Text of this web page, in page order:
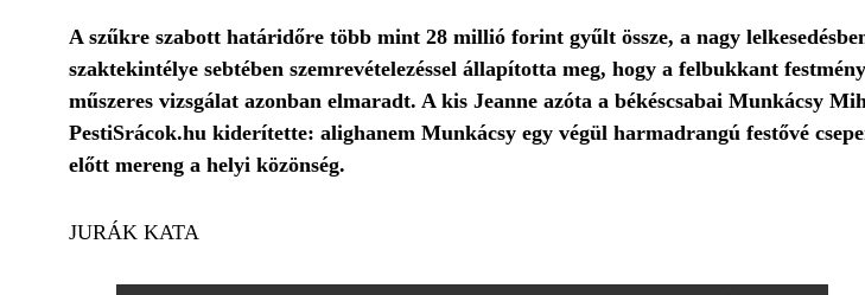
A szűkre szabott határidőre több mint 28 millió forint gyűlt össze, a nagy
szaktekintélye sebtében szemrevételezéssel állapította meg, hogy a felbukkant
műszeres vizsgálat azonban elmaradt. A kis Jeanne azóta a békéscsabai Munkácsy
PestiSrácok.hu kiderítette: alighanem Munkácsy egy végül harmadrangú festővé
előtt mereng a helyi közönség.
JURÁK KATA